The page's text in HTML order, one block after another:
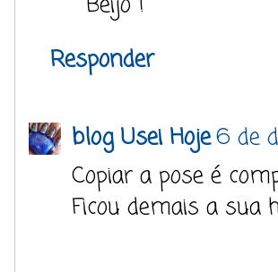
Responder
blog Usei Hoje6 de
Copiar a pose é
Ficou demais a sua